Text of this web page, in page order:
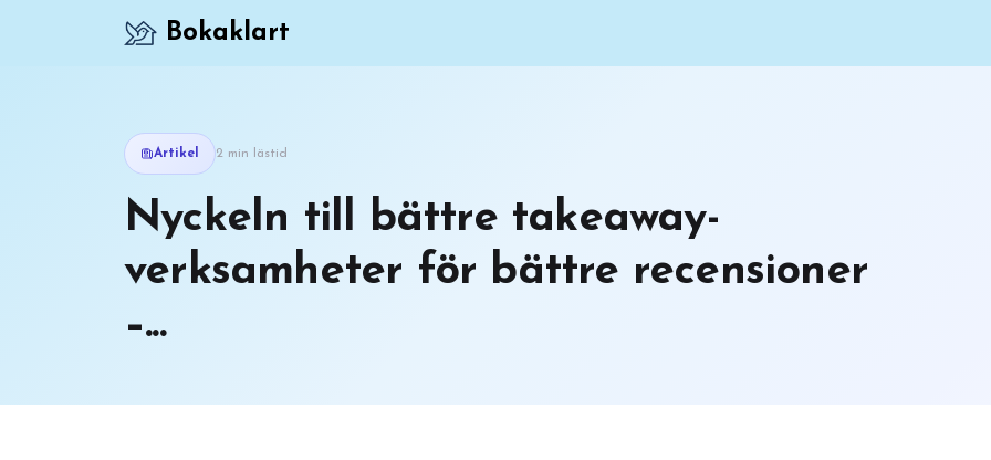
Bokaklart
Artikel 2 min lästid
Nyckeln till bättre takeaway-
verksamheter för bättre recensioner
–...